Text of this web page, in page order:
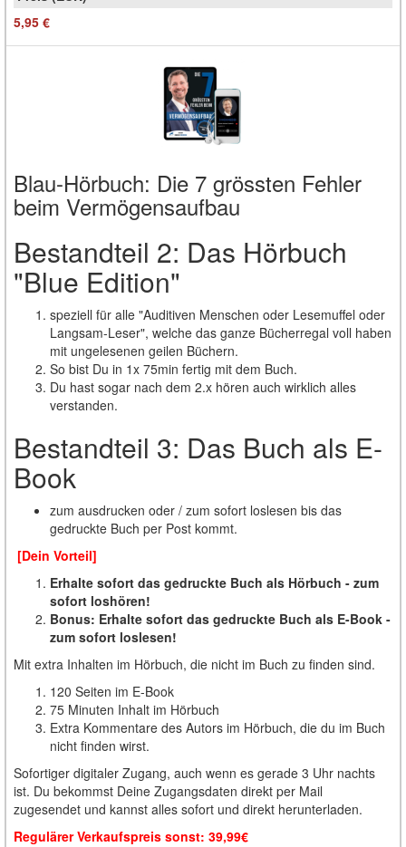
5,95 €
Blau-Hörbuch: Die 7 grössten Fehler
beim Vermögensaufbau
Bestandteil 2: Das Hörbuch
"Blue Edition"
speziell für alle "Auditiven Menschen oder Lesemuffel oder
Langsam-Leser", welche das ganze Bücherregal voll haben
mit ungelesenen geilen Büchern.
So bist Du in 1x 75min fertig mit dem Buch.
Du hast sogar nach dem 2.x hören auch wirklich alles
verstanden.
Bestandteil 3: Das Buch als E-
Book
zum ausdrucken oder / zum sofort loslesen bis das
gedruckte Buch per Post kommt.
[Dein Vorteil]
Erhalte sofort das gedruckte Buch als Hörbuch - zum
sofort loshören!
Bonus: Erhalte sofort das gedruckte Buch als E-Book -
zum sofort loslesen!
Mit extra Inhalten im Hörbuch, die nicht im Buch zu finden sind.
120 Seiten im E-Book
75 Minuten Inhalt im Hörbuch
Extra Kommentare des Autors im Hörbuch, die du im Buch
nicht finden wirst.
Sofortiger digitaler Zugang, auch wenn es gerade 3 Uhr nachts
ist. Du bekommst Deine Zugangsdaten direkt per Mail
zugesendet und kannst alles sofort und direkt herunterladen.
Regulärer Verkaufspreis sonst: 39,99€